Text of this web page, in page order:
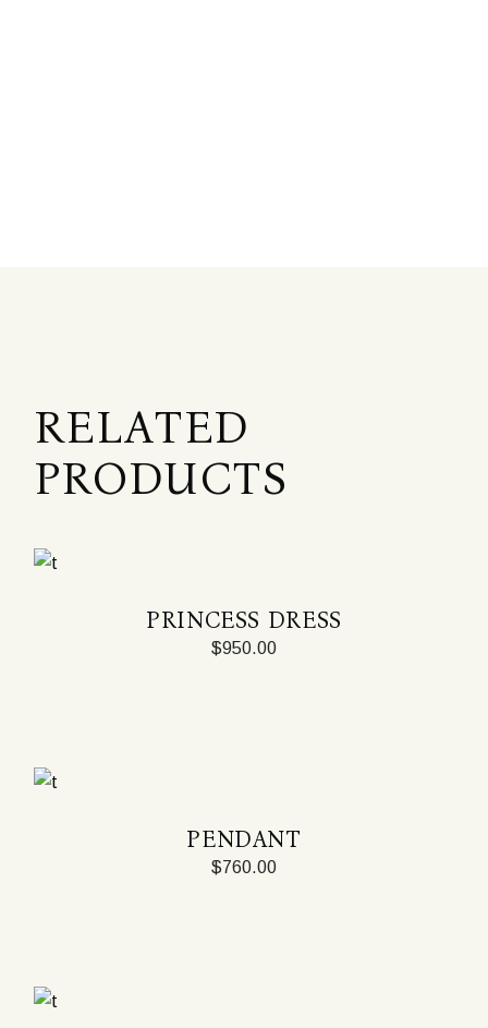
RELATED
PRODUCTS
PRINCESS DRESS
$950.00
PENDANT
$760.00